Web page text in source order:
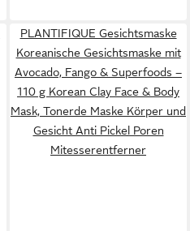
PLANTIFIQUE Gesichtsmaske
Koreanische Gesichtsmaske mit
Avocado, Fango & Superfoods –
110 g Korean Clay Face & Body
Mask, Tonerde Maske Körper und
Gesicht Anti Pickel Poren
Mitesserentferner